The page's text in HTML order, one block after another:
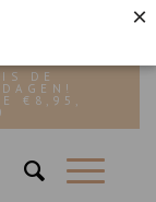
×
DE
€8,95,